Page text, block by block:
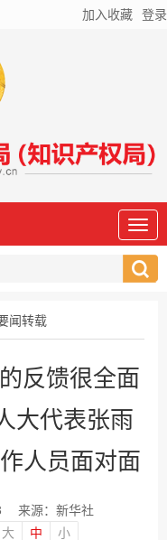
加入收藏 登录
闻转载
反馈很全面
大代表张雨
人员面对面
来源：新华社
大 中 小